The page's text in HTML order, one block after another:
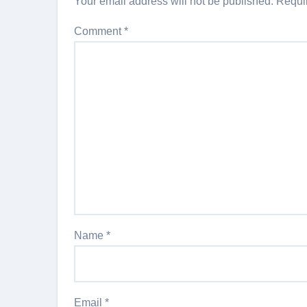
Comment*
Name *
Email *